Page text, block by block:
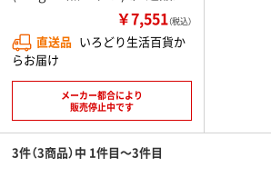
￥7,551（税込）
直送品 いろどり生活百貨か
らお届け
メーカー都合により
販売停止中です
3件（3商品）中 1件目～3件目